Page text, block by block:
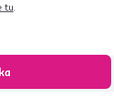
tu.